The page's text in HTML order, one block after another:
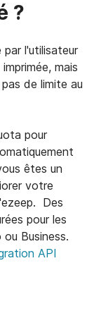
?
par l'utilisateur
mais
de limite au
pour
êtes un
votre
Des
pour les
Business.
API